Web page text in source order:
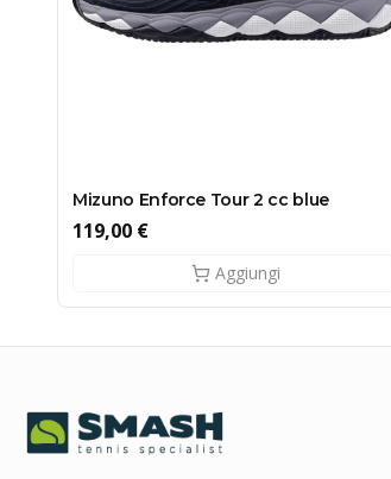
Mizuno Enforce Tour 2 cc blue
119,00 €
Aggiungi